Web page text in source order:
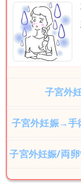
子宮外
子宮外妊娠→手
子宮外妊娠/両